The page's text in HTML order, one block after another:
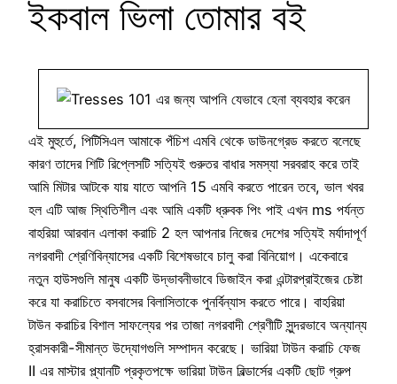
ইকবাল ভিলা তোমার বই
এই মুহুর্তে, পিটিসিএল আমাকে পঁচিশ এমবি থেকে ডাউনগ্রেড করতে বলেছে
কারণ তাদের শিটি রিপ্লেসটি সত্যিই গুরুতর বাধার সমস্যা সরবরাহ করে তাই
আমি মিটার আটকে যায় যাতে আপনি 15 এমবি করতে পারেন তবে, ভাল খবর
হল এটি আজ স্থিতিশীল এবং আমি একটি ধ্রুবক পিং পাই এখন ms পর্যন্ত
বাহরিয়া আরবান এলাকা করাচি 2 হল আপনার নিজের দেশের সত্যিই মর্যাদাপূর্ণ
নগরবাদী শ্রেণিবিন্যাসের একটি বিশেষভাবে চালু করা বিনিয়োগ। একেবারে
নতুন হাউসগুলি মানুষ একটি উদ্ভাবনীভাবে ডিজাইন করা এন্টারপ্রাইজের চেষ্টা
করে যা করাচিতে বসবাসের বিলাসিতাকে পুনর্বিন্যাস করতে পারে। বাহরিয়া
টাউন করাচির বিশাল সাফল্যের পর তাজা নগরবাদী শ্রেণীটি সুন্দরভাবে অন্যান্য
হ্রাসকারী-সীমান্ত উদ্যোগগুলি সম্পাদন করেছে। ভারিয়া টাউন করাচি ফেজ
II এর মাস্টার প্ল্যানটি প্রকৃতপক্ষে ভারিয়া টাউন বিল্ডার্সের একটি ছোট গ্রুপ